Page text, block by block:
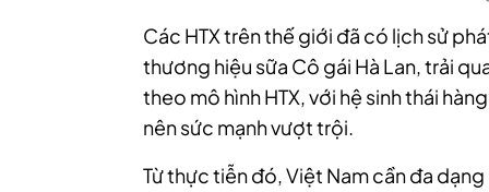
Các HTX trên thế giới đã có lịch sử
thương hiệu sữa Cô gái Hà Lan, trải
theo mô hình HTX, với hệ sinh thái
nên sức mạnh vượt trội.
Từ thực tiễn đó, Việt Nam cần đa